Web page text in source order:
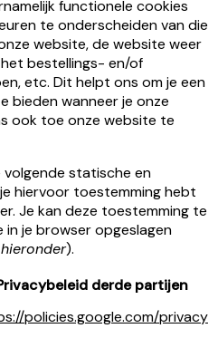
functionele cookies
te onderscheiden van die
website, de website weer
bestellings- en/of
etc. Dit helpt ons om je een
bieden wanneer je onze
ook toe onze website te
volgende statische en
hiervoor toestemming hebt
Je kan deze toestemming te
je browser opgeslagen
).
derde partijen
policies.google.com/privacy